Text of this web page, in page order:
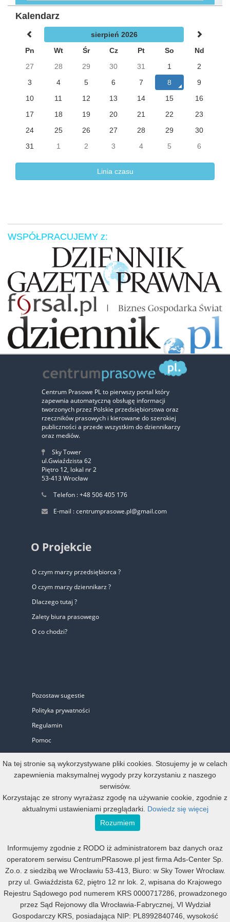
Kalendarz
sierpień 2026
Pn
Wt Śr Cz Pt So
Nd
27
28 29 30 31 1
2
3
4 5 6 7 8
9
10
11 12 13 14 15
16
17
18 19 20 21 22
23
24
25 26 27 28 29
30
31
1 2 3 4 5 6
Linia czasu
WSPÓŁPRACUJEMY z:
Zaufali nam:
Centrum Prasowe PL to pierwszy portal który
zapewnia automatyczną obsługę informacji
tworzonych przez Polskie przedsiębiorstwa oraz
rzeczników prasowych i kierowane do szerokiej
publiczności a przede wszystkim do dziennikarzy
oraz mediów.
Sky Tower
ul.Gwiaździsta 62
Piętro 12, lokal nr 2
53-413 Wrocław
Telefon : +48 506 405 176
E-mail : centrumprasowe.pl@gmail.com
O Projekcie
O czym marzy przedsiębiorca ?
O czym marzy dziennikarz ?
Dlaczego tutaj ?
Zalety biura prasowego
O co chodzi?
Pozostaw sugestie
Polityka prywatności
Regulamin
Pomoc
Biuro Prasowe
Oferta
Małe, średnie i duże
Mała agencja PR
Duża agencja PR
Program Partnerski
All rights reserved 2013 - 2026; DeweloperAds-
Na tej stronie są wykorzystywane pliki cookies. Stosujemy je w celach
zapewnienia maksymalnej wygody przy korzystaniu z naszego
serwisów.
Korzystając ze strony wyrażasz zgodę na używanie cookie, zgodnie z
aktualnymi ustawieniami przeglądarki. Dowiedz się więcej
Rozumiem
Informujemy zgodnie z RODO iż administratorem baz danych oraz
operatorem serwisu CentrumPRasowe.pl jest firma Ads-Center Sp.
Zo.o. z siedzibą we Wrocławiu 53-413, Biuro: w Sky Tower Wrocław.
przy ul. Gwiaździsta 62, piętro 12 nr lok. 2, wpisana do Krajowego
Rejestru Sądowego pod numerem KRS 0000717286, prowadzonego
przez Sąd Rejonowy dla Wrocławia-Fabrycznej, VI Wydział
Gospodarczy KRS, posiadająca NIP: PL8992840746, wysokość